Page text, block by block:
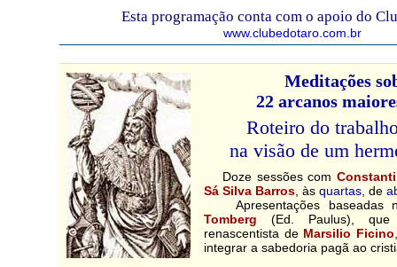
Esta programação conta com o apoio do
www.clubedotaro.com.br
Meditações
22 arcanos
Roteiro do
na visão de um
Doze sessões com
Sá Silva Barros , às quartas , de
Apresentações baseadas
Tomberg (Ed. Paulus),
renascentista de Marsilio Ficino
integrar a sabedoria pagã ao